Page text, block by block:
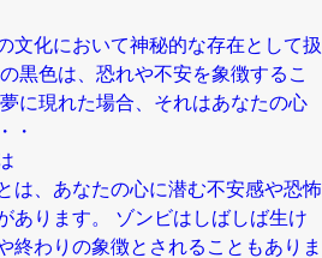
文化において神秘的な存在として扱
黒色は、恐れや不安を象徴するこ
に現れた場合、それはあなたの心
・
は、あなたの心に潜む不安感や恐怖
あります。 ゾンビはしばしば生け
終わりの象徴とされることもありま